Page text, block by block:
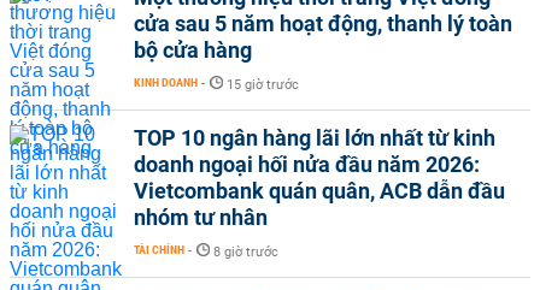
cửa sau 5 năm hoạt động, thanh lý toàn
bộ cửa hàng
KINH DOANH - 15 giờ trước
TOP 10 ngân hàng lãi lớn nhất từ kinh
doanh ngoại hối nửa đầu năm 2026:
Vietcombank quán quân, ACB dẫn đầu
nhóm tư nhân
TÀI CHÍNH - 8 giờ trước